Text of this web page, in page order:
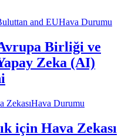
Hava Durumu
Birliği ve
Zeka (AI)
Hava Durumu
için Hava Zekası